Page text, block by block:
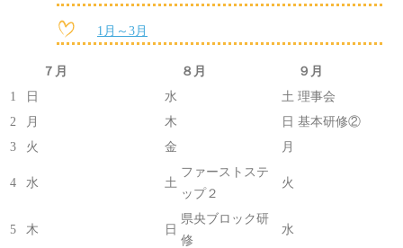
1月～3月
７月 ８月
９月
1
日 水 土 理事会
2
月 木 日 基本研修②
3
火 金 月
4 水 土
ファーストステ
ップ２
火
5 木 日
県央ブロック研
修
水